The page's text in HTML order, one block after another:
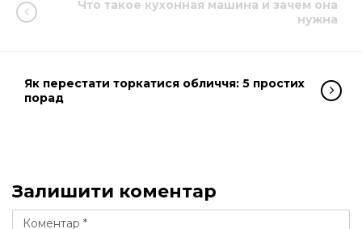
Что такое кухонная машина и зачем она
нужна
Як перестати торкатися обличчя: 5 простих
порад
Залишити коментар